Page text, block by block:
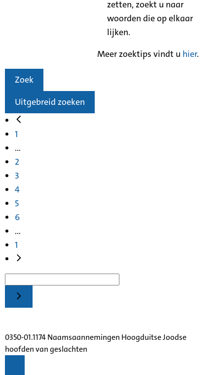
zetten, zoekt u naar
woorden die op elkaar
lijken.
Meer zoektips vindt u hier.
Zoek
Uitgebreid zoeken
1
...
2
3
4
5
6
...
1
0350-01.1174 Naamsaannemingen Hoogduitse Joodse
hoofden van geslachten